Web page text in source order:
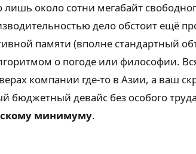
около сотни мегабайт
дело обстоит ещё
памяти (вполне стандартный
о погоде или философии.
компании где-то в Азии, а ваш
девайс без особого
минимуму.